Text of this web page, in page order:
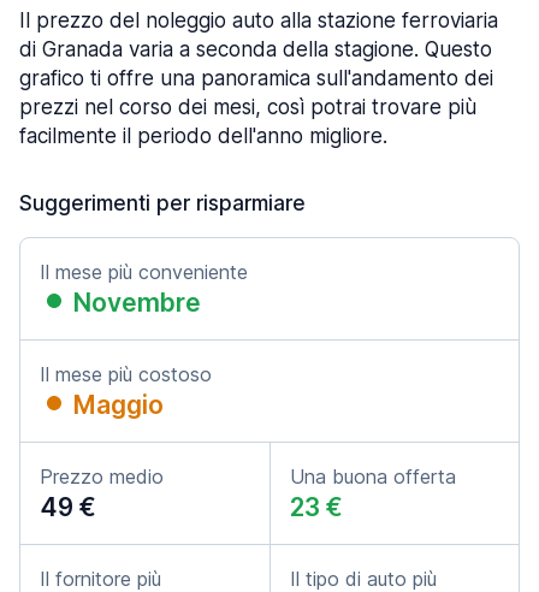
Il prezzo del noleggio auto alla stazione ferroviaria
di Granada varia a seconda della stagione. Questo
grafico ti offre una panoramica sull'andamento dei
prezzi nel corso dei mesi, così potrai trovare più
facilmente il periodo dell'anno migliore.
Suggerimenti per risparmiare
Il mese più conveniente
Novembre
Il mese più costoso
Maggio
Prezzo medio
49 €
Una buona offerta
23 €
Il fornitore più
Il tipo di auto più